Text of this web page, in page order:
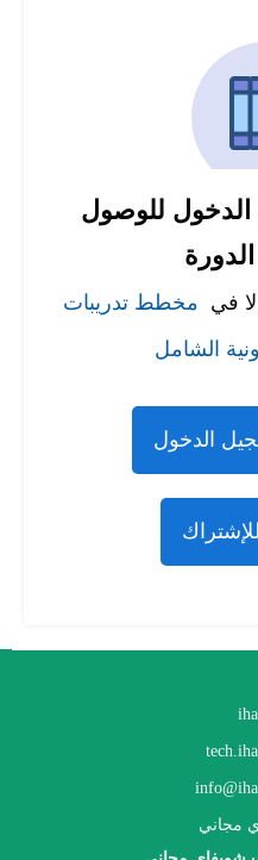
للوصول
إلا في مخطط تدريبات
الشامل
الدخول
مجاني